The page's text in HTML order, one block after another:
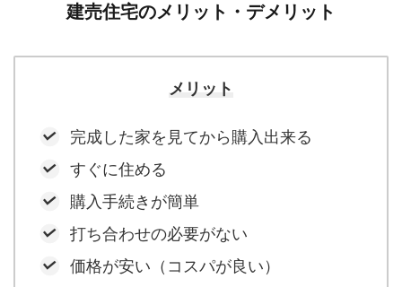
建売住宅のメリット・デメリット
メリット
完成した家を見てから購入出来る
すぐに住める
購入手続きが簡単
打ち合わせの必要がない
価格が安い（コスパが良い）